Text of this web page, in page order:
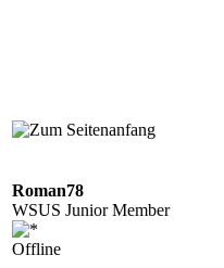
Roman78
WSUS Junior Member
Offline